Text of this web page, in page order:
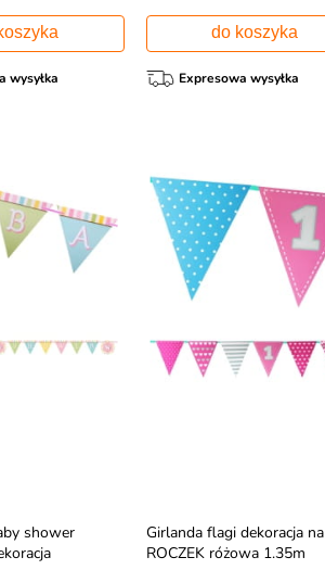
wysyłka
do koszyka
Expresowa wysyłka
shower
Girlanda flagi dekoracja na
ROCZEK różowa 1.35m